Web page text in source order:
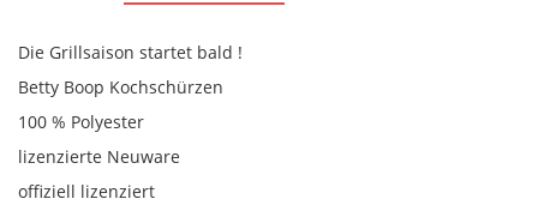
Die Grillsaison startet bald !
Betty Boop Kochschürzen
100 % Polyester
lizenzierte Neuware
offiziell lizenziert